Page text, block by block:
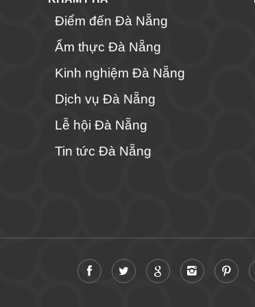
Điểm đến Đà Nẵng
Ẩm thực Đà Nẵng
Kinh nghiệm Đà Nẵng
Dịch vụ Đà Nẵng
Lễ hội Đà Nẵng
Tin tức Đà Nẵng